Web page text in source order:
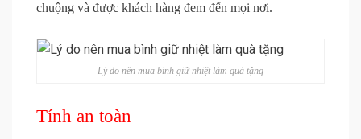
chuộng và được khách hàng đem đến mọi nơi.
Lý do nên mua bình giữ nhiệt làm quà tặng
Tính an toàn